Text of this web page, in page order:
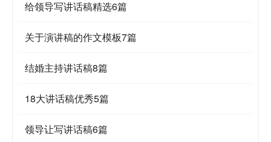
给领导写讲话稿精选6篇
关于演讲稿的作文模板7篇
结婚主持讲话稿8篇
18大讲话稿优秀5篇
领导让写讲话稿6篇